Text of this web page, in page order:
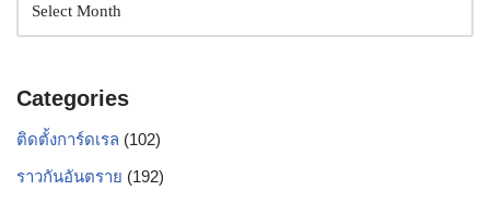
Categories
ติดตั้งการ์ดเรล (102)
ราวกันอันตราย (192)